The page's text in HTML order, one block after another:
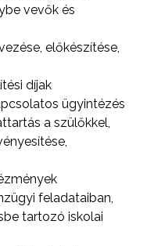
vevők és
előkészítése,
díjak
ügyintézés
a szülőkkel,
feladataiban,
tartozó iskolai